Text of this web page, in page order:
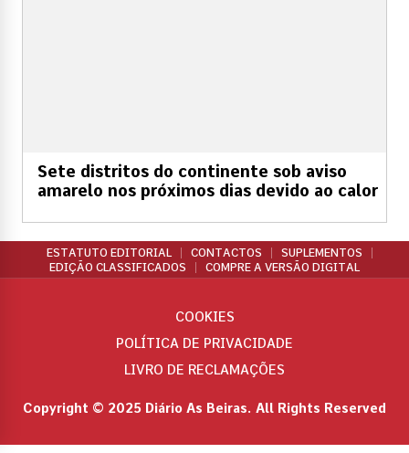
Sete distritos do continente sob aviso
amarelo nos próximos dias devido ao calor
ESTATUTO EDITORIAL CONTACTOS
SUPLEMENTOS
EDIÇÃO CLASSIFICADOS
COMPRE A VERSÃO DIGITAL
Copyright © 2025 Diário As Beiras. All Rights Reserved
COOKIES
POLÍTICA DE PRIVACIDADE
LIVRO DE RECLAMAÇÕES